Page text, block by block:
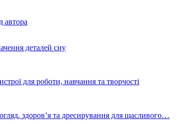
автора
деталей сну
для роботи, навчання та творчості
здоров’я та дресирування для щасливого…